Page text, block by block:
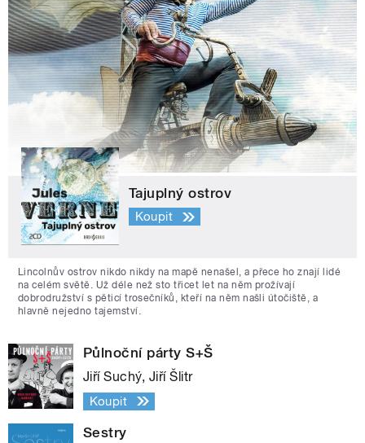
Tajuplný ostrov
Koupit
Lincolnův ostrov nikdo nikdy na mapě nenašel, a přece ho znají lidé
na celém světě. Už déle než sto třicet let na něm prožívají
dobrodružství s pěticí trosečníků, kteří na něm našli útočiště, a
hlavně nejedno tajemství.
Půlnoční párty S+Š
Jiří Suchý, Jiří Šlitr
Koupit
Sestry